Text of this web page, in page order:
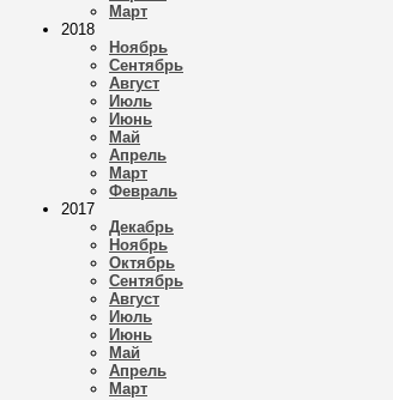
Март
2018
Ноябрь
Сентябрь
Август
Июль
Июнь
Май
Апрель
Март
Февраль
2017
Декабрь
Ноябрь
Октябрь
Сентябрь
Август
Июль
Июнь
Май
Апрель
Март